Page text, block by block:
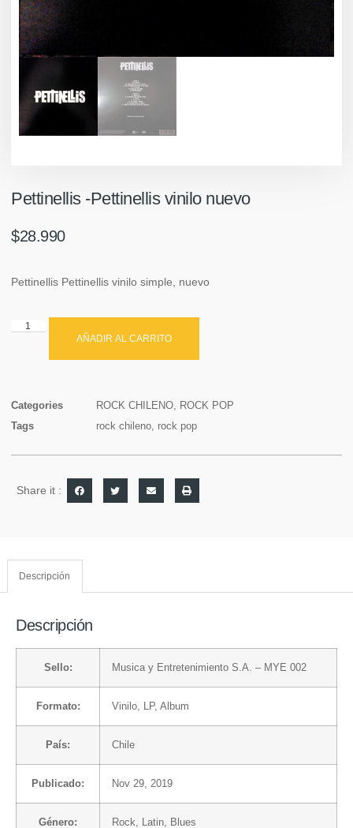
Pettinellis -Pettinellis vinilo nuevo
$28.990
Pettinellis Pettinellis vinilo simple, nuevo
AÑADIR AL CARRITO
Categories ROCK CHILENO
ROCK POP
Tags
rock chileno rock pop
Share it :
Descripción
Descripción
Sello: Musica y Entretenimiento S.A. – MYE 002
Formato: Vinilo, LP, Album
País: Chile
Publicado: Nov 29, 2019
Género: Rock, Latin, Blues